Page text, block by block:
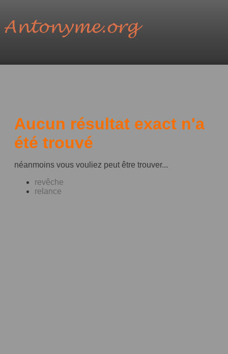
Aucun résultat exact n'a
été trouvé
néanmoins vous vouliez peut être trouver...
revêche
relance